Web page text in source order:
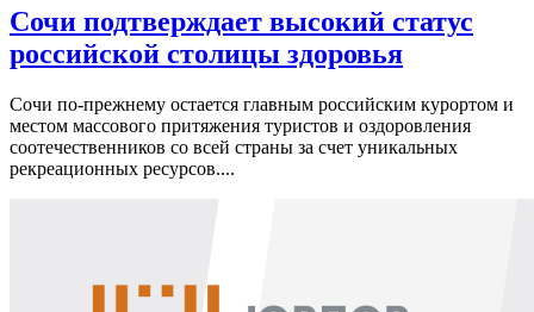
Сочи подтверждает высокий статус
российской столицы здоровья
Сочи по-прежнему остается главным российским курортом и
местом массового притяжения туристов и оздоровления
соотечественников со всей страны за счет уникальных
рекреационных ресурсов....